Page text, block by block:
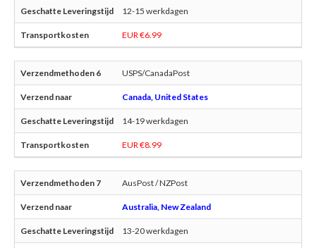
12-15 werkdagen
EUR €6.99
USPS/CanadaPost
Canada, United States
14-19 werkdagen
EUR €8.99
AusPost / NZPost
Australia, New Zealand
13-20 werkdagen